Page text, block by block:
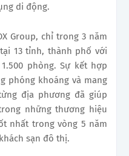
di động.
Group, chỉ trong 3 năm
13 tỉnh, thành phố với
phòng. Sự kết hợp
phóng khoáng và mang
địa phương đã giúp
những thương hiệu
nhất trong vòng 5 năm
sạn đô thị.